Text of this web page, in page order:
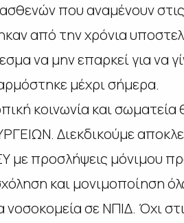
που αναμένουν
από την χρόνια
να μην επαρκεί για να
μέχρι σήμερα.
κοινωνία και
Διεκδικούμε
με προσλήψεις μόνιμου
και μονιμοποίηση
σε ΝΠΙΔ. Όχι